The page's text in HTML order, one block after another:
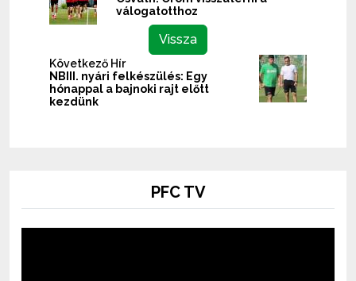
válogatotthoz
Vissza
Következő Hír
NBIII. nyári felkészülés: Egy
hónappal a bajnoki rajt előtt
kezdünk
PFC TV